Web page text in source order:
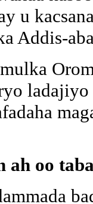
u
Addis-
ah oo